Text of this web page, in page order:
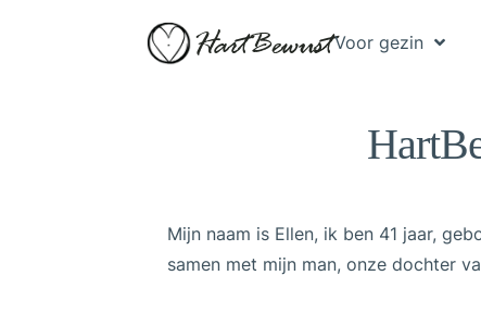
HartBewustVoor gezin
Mijn naam is Ellen, ik ben 41 jaar,
samen met mijn man, onze dochter